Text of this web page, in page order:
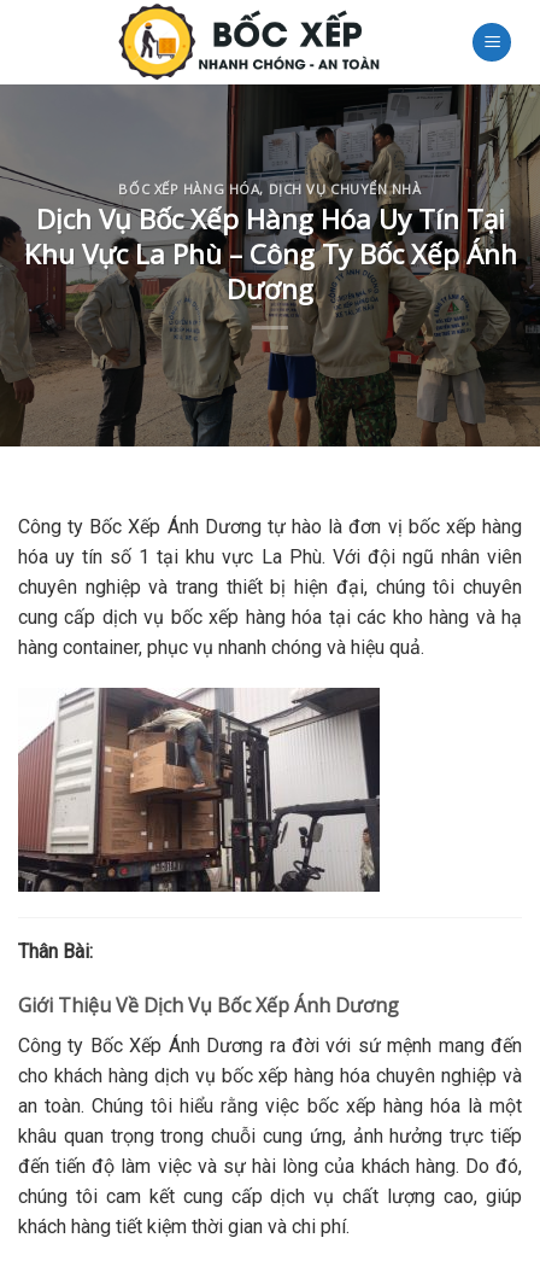
BỐC XẾP HÀNG HÓA, DỊCH VỤ CHUYỂN NHÀ
Dịch Vụ Bốc Xếp Hàng Hóa Uy Tín Tại
Khu Vực La Phù – Công Ty Bốc Xếp Ánh
Dương
Công ty Bốc Xếp Ánh Dương tự hào là đơn vị bốc xếp hàng
hóa uy tín số 1 tại khu vực La Phù. Với đội ngũ nhân viên
chuyên nghiệp và trang thiết bị hiện đại, chúng tôi chuyên
cung cấp dịch vụ bốc xếp hàng hóa tại các kho hàng và hạ
hàng container, phục vụ nhanh chóng và hiệu quả.
Thân Bài:
Giới Thiệu Về Dịch Vụ Bốc Xếp Ánh Dương
Công ty Bốc Xếp Ánh Dương ra đời với sứ mệnh mang đến
cho khách hàng dịch vụ bốc xếp hàng hóa chuyên nghiệp và
an toàn. Chúng tôi hiểu rằng việc bốc xếp hàng hóa là một
khâu quan trọng trong chuỗi cung ứng, ảnh hưởng trực tiếp
đến tiến độ làm việc và sự hài lòng của khách hàng. Do đó,
chúng tôi cam kết cung cấp dịch vụ chất lượng cao, giúp
khách hàng tiết kiệm thời gian và chi phí.